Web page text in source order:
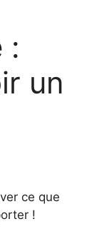
:
un
ce que
!